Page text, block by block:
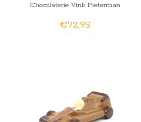
Chocolaterie Vink Pieterman
Kingsize / XXL met foto
€72,95